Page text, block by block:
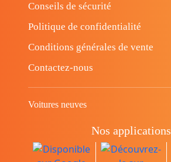
Conseils de sécurité
Politique de confidentialité
Conditions générales de vente
Contactez-nous
Voitures neuves
Nos applications